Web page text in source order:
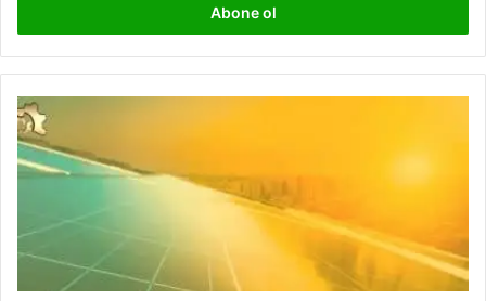
Çin
Menşeili
Güneş
Panel
Damping
Soruşturması
Açıldı